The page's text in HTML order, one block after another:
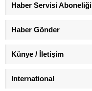
Haber Servisi Aboneliği
Haber Gönder
Künye / İletişim
International